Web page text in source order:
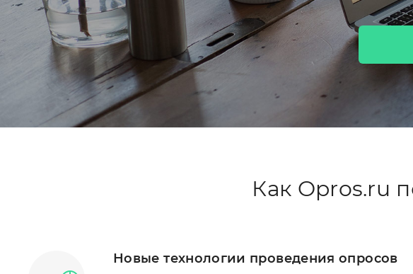
Как Opros.ru
Новые технологии проведения опросов